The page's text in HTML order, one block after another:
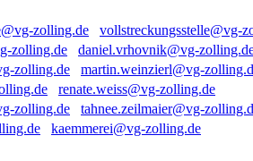
vollstreckungsstelle@vg-
daniel.vrhovnik@vg-
martin.weinzierl@vg-
renate.weiss@vg-zolling.de
tahnee.zeilmaier@vg-
kaemmerei@vg-zolling.de